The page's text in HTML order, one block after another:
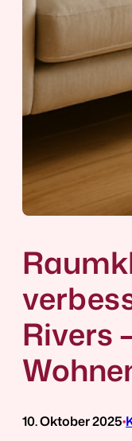
Rivers
10. Oktober 2025•